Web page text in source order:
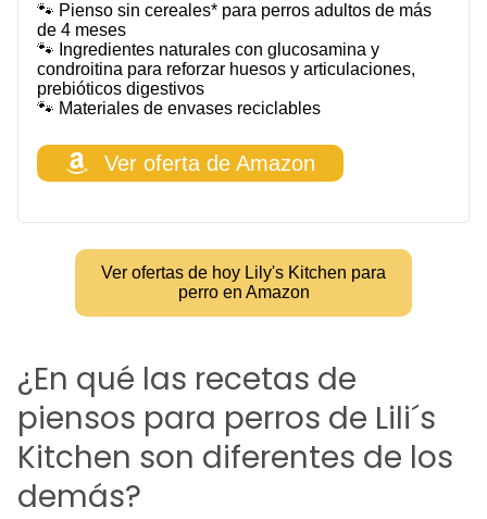
🐾 Pienso sin cereales* para perros adultos de más
de 4 meses
🐾 Ingredientes naturales con glucosamina y
condroitina para reforzar huesos y articulaciones,
prebióticos digestivos
🐾 Materiales de envases reciclables
Ver oferta de Amazon
Ver ofertas de hoy Lily's Kitchen para
perro en Amazon
¿En qué las recetas de
piensos para perros de Lili´s
Kitchen son diferentes de los
demás?